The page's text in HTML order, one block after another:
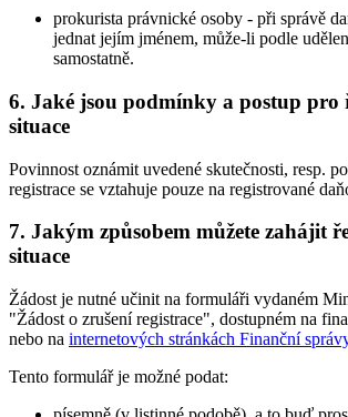
prokurista právnické osoby - při správě
jednat jejím jménem, může-li podle
samostatně.
6. Jaké jsou podmínky a postup pro
situace
Povinnost oznámit uvedené skutečnosti, resp.
registrace se vztahuje pouze na registrované
7. Jakým způsobem můžete zahájit
situace
Žádost je nutné učinit na formuláři vydaném
"Žádost o zrušení registrace", dostupném na
nebo na internetových stránkách Finanční
Tento formulář je možné podat: